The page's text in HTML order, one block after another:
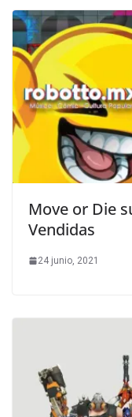
Move or Die
Vendidas
24 junio, 2021